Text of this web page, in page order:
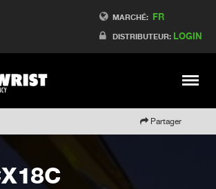
MARCHÉ: FR
DISTRIBUTEUR: LOGIN
Meny
Finland
Denmark
China
Australia
Partager